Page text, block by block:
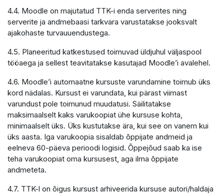
4.4. Moodle on majutatud TTK-i enda serverites ning
serverite ja andmebaasi tarkvara varustatakse jooksvalt
ajakohaste turvauuendustega.
4.5. Planeeritud katkestused toimuvad üldjuhul väljaspool
tööaega ja sellest teavitatakse kasutajad Moodle’i avalehel.
4.6. Moodle’i automaatne kursuste varundamine toimub üks
kord nädalas. Kursust ei varundata, kui pärast viimast
varundust pole toimunud muudatusi. Säilitatakse
maksimaalselt kaks varukoopiat ühe kursuse kohta,
minimaalselt üks. Üks kustutakse ära, kui see on vanem kui
üks aasta. Iga varukoopia sisaldab õppijate andmeid ja
eelneva 60-päeva perioodi logisid. Õppejõud saab ka ise
teha varukoopiat oma kursusest, aga ilma õppijate
andmeteta.
4.7. TTK-l on õigus kursust arhiveerida kursuse autori/haldaja